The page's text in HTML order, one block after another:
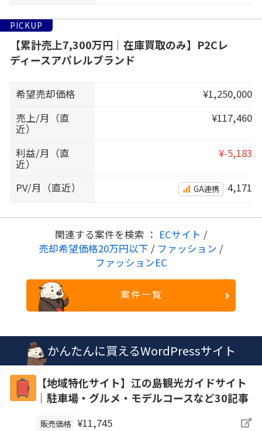
PICKUP
【累計売上7,300万円｜在庫買取のみ】P2Cレ
ディースアパレルブランド
希望売却価格
¥1,250,000
売上/月（直
近）
¥117,460
利益/月（直
近）
¥-5,183
PV/月（直近） GA連携 4,171
関連する案件を検索 ： ECサイト /
売却希望価格20万円以下 / ファッション /
ファッションEC
案件一覧
かんたんに買えるWordPressサイト
【地域特化サイト】江の島観光ガイドサイト
｜駐車場・グルメ・モデルコースなど30記事
販売価格 ¥11,745